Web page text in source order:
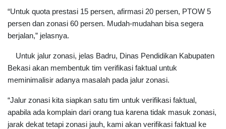
“Untuk quota prestasi 15 persen, afirmasi 20 persen, PTOW 5
persen dan zonasi 60 persen. Mudah-mudahan bisa segera
berjalan,” jelasnya.
Untuk jalur zonasi, jelas Badru, Dinas Pendidikan Kabupaten
Bekasi akan membentuk tim verifikasi faktual untuk
meminimalisir adanya masalah pada jalur zonasi.
“Jalur zonasi kita siapkan satu tim untuk verifikasi faktual,
apabila ada komplain dari orang tua karena tidak masuk zonasi,
jarak dekat tetapi zonasi jauh, kami akan verifikasi faktual ke